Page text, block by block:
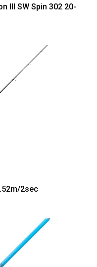
III SW Spin 302 20-
2sec